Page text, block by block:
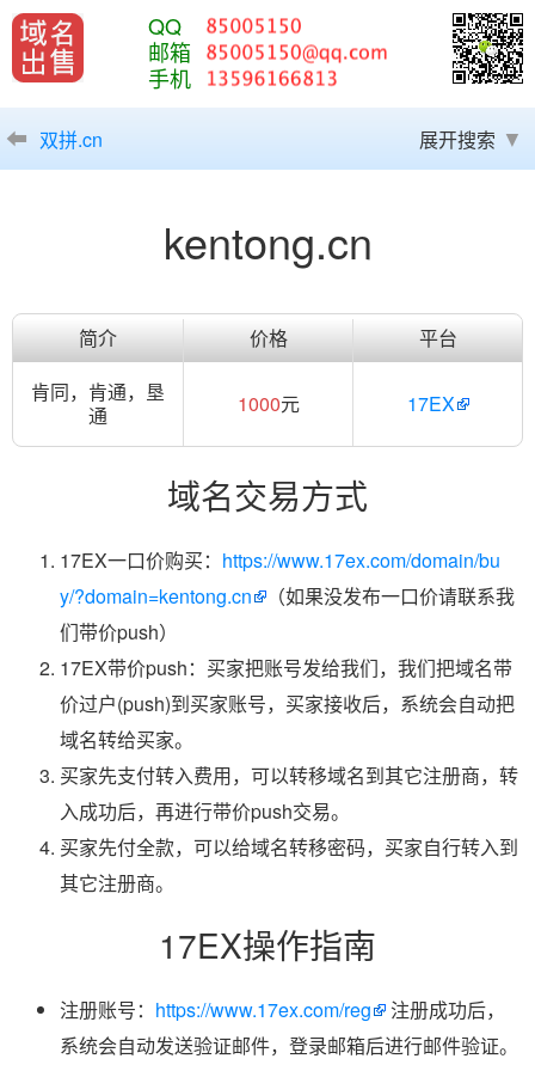
QQ
邮箱
手机
双拼.cn 展开搜索
kentong.cn
简介 价格
平台
肯同，肯通，垦
通
1000元 17EX
域名交易方式
17EX一口价购买： https://www.17ex.com/domain/bu
y/?domain=kentong.cn
（如果没发布一口价请联系我
们带价push）
17EX带价push：买家把账号发给我们，我们把域名带
价过户(push)到买家账号，买家接收后，系统会自动把
域名转给买家。
买家先支付转入费用，可以转移域名到其它注册商，转
入成功后，再进行带价push交易。
买家先付全款，可以给域名转移密码，买家自行转入到
其它注册商。
17EX操作指南
注册账号： https://www.17ex.com/reg
注册成功后，
系统会自动发送验证邮件，登录邮箱后进行邮件验证。